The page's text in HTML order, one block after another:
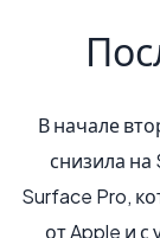
декады
100 цены на
пытаются